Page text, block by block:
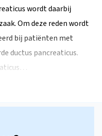
wordt daarbij
Om deze reden wordt
bij patiënten met
ductus pancreaticus.